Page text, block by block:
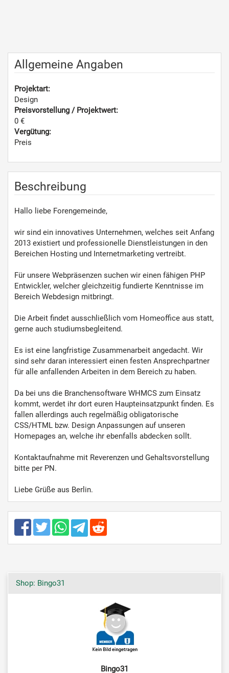
Allgemeine Angaben
Projektart:
Design
Preisvorstellung / Projektwert:
0 €
Vergütung:
Preis
Beschreibung
Hallo liebe Forengemeinde,
wir sind ein innovatives Unternehmen, welches seit Anfang
2013 existiert und professionelle Dienstleistungen in den
Bereichen Hosting und Internetmarketing vertreibt.
Für unsere Webpräsenzen suchen wir einen fähigen PHP
Entwickler, welcher gleichzeitig fundierte Kenntnisse im
Bereich Webdesign mitbringt.
Die Arbeit findet ausschließlich vom Homeoffice aus statt,
gerne auch studiumsbegleitend.
Es ist eine langfristige Zusammenarbeit angedacht. Wir
sind sehr daran interessiert einen festen Ansprechpartner
für alle anfallenden Arbeiten in dem Bereich zu haben.
Da bei uns die Branchensoftware WHMCS zum Einsatz
kommt, werdet ihr dort euren Haupteinsatzpunkt finden. Es
fallen allerdings auch regelmäßig obligatorische
CSS/HTML bzw. Design Anpassungen auf unseren
Homepages an, welche ihr ebenfalls abdecken sollt.
Kontaktaufnahme mit Reverenzen und Gehaltsvorstellung
bitte per PN.
Liebe Grüße aus Berlin.
Shop: Bingo31
Bingo31